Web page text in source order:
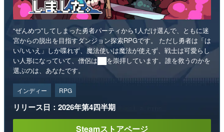
“ぜんめつ”してしまった勇者パーティから1人だけ選んで、ともに迷
宮からの脱出を目指すダンジョン探索RPGです。 ただし勇者は「は
い/いいえ」しか喋れず、魔法使いは魔法が使えず、戦士は可愛らし
い人形になっていて、僧侶は██を崇拝しています。誰を救うのかを
選ぶのは、あなたです。
インディー RPG
リリース日：2026年第4四半期
Steamストアページ